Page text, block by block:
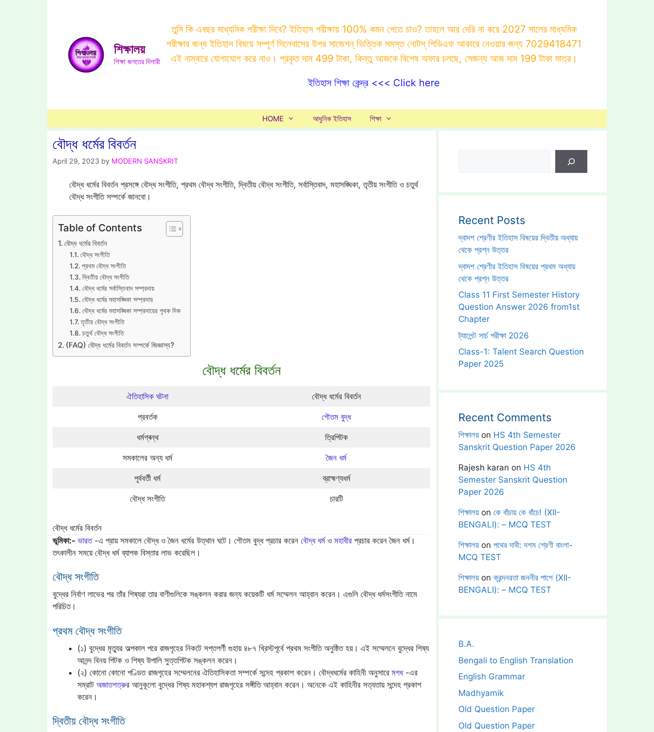
শিক্ষালয়
শিক্ষা জগতের দিশারী
তুমি কি এবছর মাধ্যমিক পরীক্ষা দিবে? ইতিহাস পরীক্ষায় 100% কমন পেতে চাও? তাহলে আর দেরি না করে 2027 সালের মাধ্যমিক
পরীক্ষার জন্য ইতিহাস বিষয়ে সম্পূর্ণ সিলেবাসের উপর সাজেশন্ ভিত্তিক সমস্ত নোটস্ পিডিএফ আকারে নেওয়ার জন্য 7029418471
এই নাম্বারে যোগাযোগ করে নাও। প্রকৃত দাম 499 টাকা, কিন্তু আজকে বিশেষ অফার চলছে, সেজন্য আজ দাম 199 টাকা মাত্র।
ইতিহাস শিক্ষা কেন্দ্র <<< Click here
HOME আধুনিক ইতিহাস শিক্ষা
বৌদ্ধ ধর্মের বিবর্তন
April 29, 2023 by MODERN SANSKRIT
বৌদ্ধ ধর্মের বিবর্তন প্রসঙ্গে বৌদ্ধ সংগীতি, প্রথম বৌদ্ধ সংগীতি, দ্বিতীয় বৌদ্ধ সংগীতি, সর্বাস্তিবাদ, মহাসঙ্ঘিকা, তৃতীয় সংগীতি ও চতুর্থ
বৌদ্ধ সংগীতি সম্পর্কে জানবো।
Table of Contents
বৌদ্ধ ধর্মের বিবর্তন
বৌদ্ধ সংগীতি
প্রথম বৌদ্ধ সংগীতি
দ্বিতীয় বৌদ্ধ সংগীতি
বৌদ্ধ ধর্মের সর্বাস্তিবাদ সম্প্রদায়
বৌদ্ধ ধর্মের মহাসঙ্ঘিকা সম্প্রদায়
বৌদ্ধ ধর্মের মহাসঙ্ঘিকা সম্প্রদায়ের পৃথক দিক
তৃতীয় বৌদ্ধ সংগীতি
চতুর্থ বৌদ্ধ সংগীতি
(FAQ) বৌদ্ধ ধর্মের বিবর্তন সম্পর্কে জিজ্ঞাস্য?
বৌদ্ধ ধর্মের বিবর্তন
ঐতিহাসিক ঘটনা বৌদ্ধ ধর্মের বিবর্তন
প্রবর্তক গৌতম বুদ্ধ
ধর্মগ্ৰন্থ ত্রিপিটক
সমকালের অন্য ধর্ম জৈন ধর্ম
পূর্ববর্তী ধর্ম ব্রাহ্মণ্যধর্ম
বৌদ্ধ সংগীতি চারটি
বৌদ্ধ ধর্মের বিবর্তন
ভূমিকা:- ভারত-এ প্রায় সমকালে বৌদ্ধ ও জৈন ধর্মের উত্থান ঘটে। গৌতম বুদ্ধ প্রচার করেন বৌদ্ধ ধর্মও মহাবীর প্রচার করেন জৈন ধর্ম।
তৎকালীন সময়ে বৌদ্ধ ধর্ম ব্যাপক বিস্তার লাভ করেছিল।
বৌদ্ধ সংগীতি
বুদ্ধের নির্বাণ লাভের পর তাঁর শিষ্যরা তার বাণীগুলিকে সঙ্কলন করার জন্য কয়েকটি ধর্ম সম্মেলন আহ্বান করেন। এগুলি বৌদ্ধ ধর্মসংগীতি নামে
পরিচিত।
প্রথম বৌদ্ধ সংগীতি
(১) বুদ্ধের মৃত্যুর অল্পকাল পরে রাজগৃহের নিকটে সপ্তপর্ণী গুহায় ৪৮৭ খ্রিস্টপূর্বে প্রথম সংগীতি অনুষ্ঠিত হয়। এই সম্মেলনে বুদ্ধের শিষ্য
আনন্দ বিনয় পিটক ও শিষ্য উপালি সুত্তপিটক সঙ্কলন করেন।
(২) কোনো কোনো পণ্ডিত রাজগৃহের সম্মেলনের ঐতিহাসিকতা সম্পর্কে সন্দেহ প্রকাশ করেন। বৌদ্ধধর্মের কাহিনী অনুসারে মগধ-এর
সম্রাট অজাতশত্রুর আনুকূলো বুদ্ধের শিষ্য মহাকশ্যপ রাজগৃহের সঙ্গীতি আহ্বান করেন। অনেকে এই কাহিনীর সত্যতায় সন্দেহ প্রকাশ
করেন।
দ্বিতীয় বৌদ্ধ সংগীতি
Recent Posts
দ্বাদশ শ্রেণীর ইতিহাস বিষয়ের দ্বিতীয় অধ্যায়
থেকে প্রশ্ন উত্তর
দ্বাদশ শ্রেণীর ইতিহাস বিষয়ের প্রথম অধ্যায়
থেকে প্রশ্ন উত্তর
Class 11 First Semester History
Question Answer 2026 from1st
Chapter
ট্যালেন্ট সার্চ পরীক্ষা 2026
Class-1: Talent Search Question
Paper 2025
Recent Comments
শিক্ষালয়on HS 4th Semester
Sanskrit Question Paper 2026
Rajesh karan on HS 4th
Semester Sanskrit Question
Paper 2026
শিক্ষালয়on কে বাঁচায় কে বাঁচে! (XII-
BENGALI): – MCQ TEST
শিক্ষালয়on পথের দাবী: দশম শ্রেণী বাংলা-
MCQ TEST
শিক্ষালয়onক্রন্দনরতা জননীর পাশে (XII-
BENGALI): – MCQ TEST
B.A.
Bengali to English Translation
English Grammar
Madhyamik
Old Question Paper
Old Question Paper